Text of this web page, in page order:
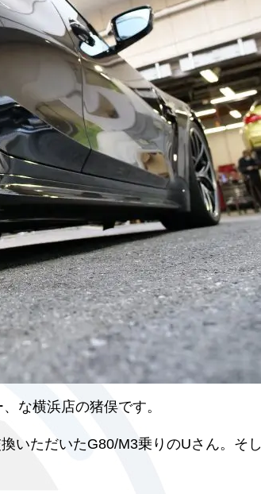
な横浜店の猪俣です。
いただいたG80/M3乗りのUさん。そ